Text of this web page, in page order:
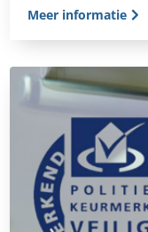
Meer informatie